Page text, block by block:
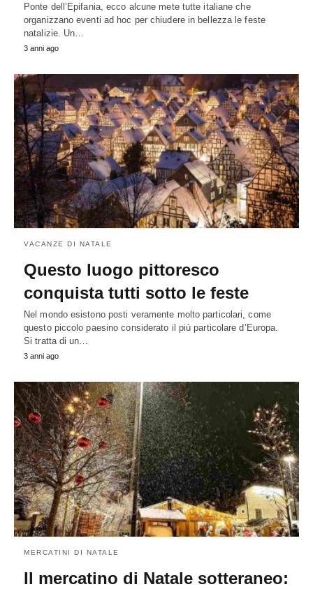
Ponte dell’Epifania, ecco alcune mete tutte italiane che
organizzano eventi ad hoc per chiudere in bellezza le feste
natalizie. Un…
3 anni ago
VACANZE DI NATALE
Questo luogo pittoresco
conquista tutti sotto le feste
Nel mondo esistono posti veramente molto particolari, come
questo piccolo paesino considerato il più particolare d’Europa.
Si tratta di un…
3 anni ago
MERCATINI DI NATALE
Il mercatino di Natale sotteraneo: